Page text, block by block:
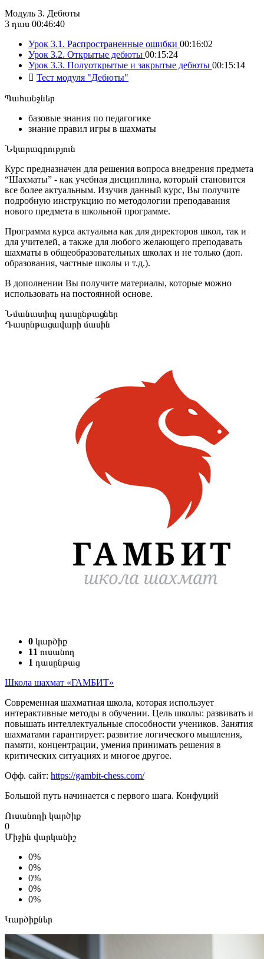
Модуль 3. Дебюты
3 դաս 00:46:40
Урок 3.1. Распространенные ошибки 00:16:02
Урок 3.2. Открытые дебюты 00:15:24
Урок 3.3. Полуоткрытые и закрытые дебюты 00:15:14
Тест модуля "Дебюты"
Պահանջներ
базовые знания по педагогике
знание правил игры в шахматы
Նկարագրություն
Курс предназначен для решения вопроса внедрения предмета
“Шахматы” - как учебная дисциплина, который становится
все более актуальным. Изучив данный курс, Вы получите
подробную инструкцию по методологии преподавания
нового предмета в школьной программе.
Программа курса актуальна как для директоров школ, так и
для учителей, а также для любого желающего преподавать
шахматы в общеобразовательных школах и не только (доп.
образования, частные школы и т.д.).
В дополнении Вы получите материалы, которые можно
использовать на постоянной основе.
Նմանատիպ դասընթացներ
Դասընթացավարի մասին
0 կարծիք
11 ուսանող
1 դասընթաց
Школа шахмат «ГАМБИТ»
Современная шахматная школа, которая использует
интерактивные методы в обучении. Цель школы: развивать и
повышать интеллектуальные способности учеников. Занятия
шахматами гарантирует: развитие логического мышления,
памяти, концентрации, умения принимать решения в
критических ситуациях и многое другое.
Офф. сайт: https://gambit-chess.com/
Большой путь начинается с первого шага. Конфуций
Ուսանողի կարծիք
0
Միջին վարկանիշ
0%
0%
0%
0%
0%
Կարծիքներ